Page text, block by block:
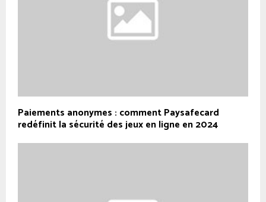
Paiements anonymes : comment Paysafecard
redéfinit la sécurité des jeux en ligne en 2024